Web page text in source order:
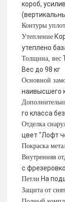
короб,
Контуры
Утепление
утеплено
Толщина, вес
Вес до 98 кг
Основной
наивысшего
го класса
Отделка
цвет "Лофт
Покраска
Внутренняя
с
Петли На
Защита от